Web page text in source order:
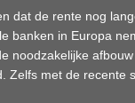
dat de rente nog
banken in Europa
noodzakelijke
Zelfs met de recente